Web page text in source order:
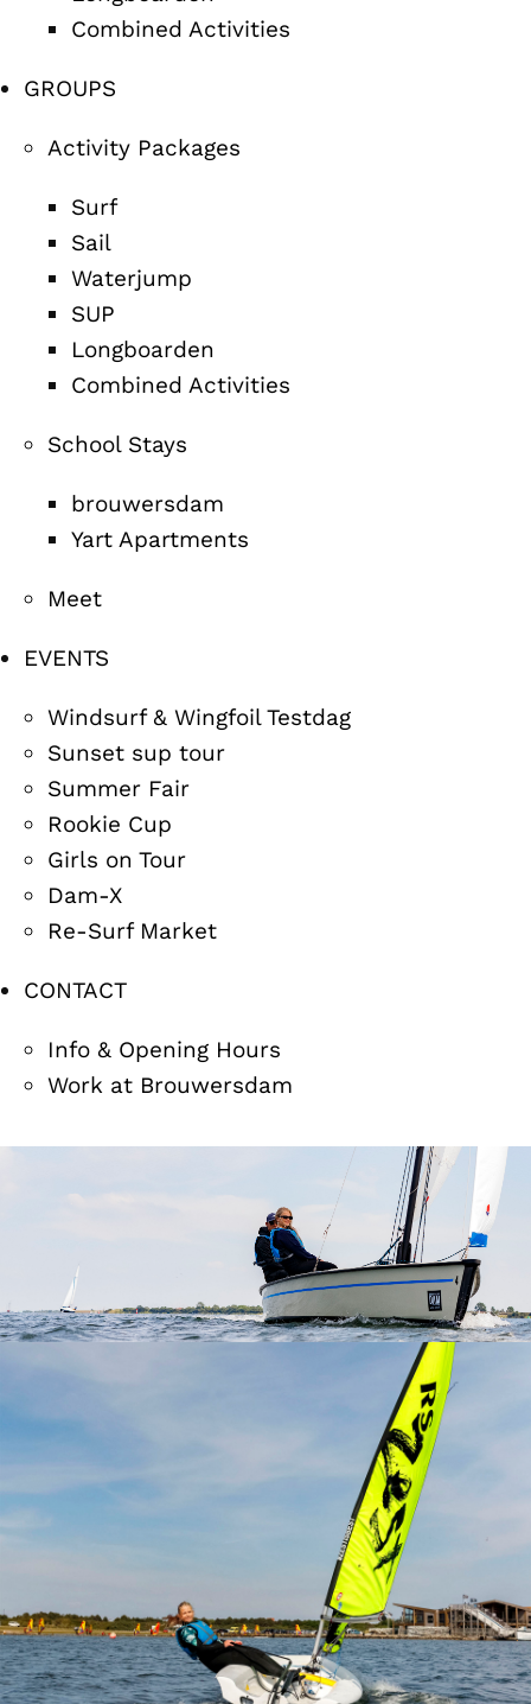
Combined Activities
GROUPS
Activity Packages
Surf
Sail
Waterjump
SUP
Longboarden
Combined Activities
School Stays
brouwersdam
Yart Apartments
Meet
EVENTS
Windsurf & Wingfoil Testdag
Sunset sup tour
Summer Fair
Rookie Cup
Girls on Tour
Dam-X
Re-Surf Market
CONTACT
Info & Opening Hours
Work at Brouwersdam